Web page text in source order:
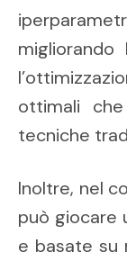
ottimali
tecniche
Inoltre, nel
può giocare
e basate su